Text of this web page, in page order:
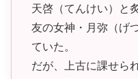
天啓（てんけい）と
友の女神・月弥（げ
ていた。
だが、上古に課せら